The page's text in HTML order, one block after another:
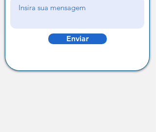
Enviar